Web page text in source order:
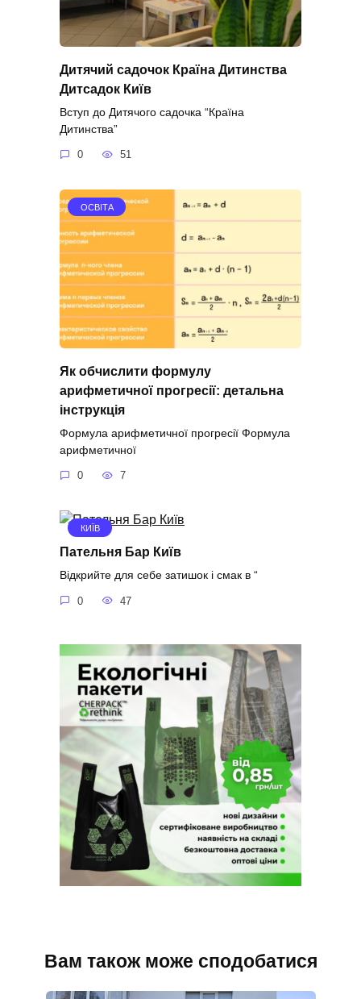
Дитячий садочок Країна Дитинства
Дитсадок Київ
Вступ до Дитячого садочка “Країна
Дитинства”
0 51
ОСВІТА
Як обчислити формулу
арифметичної прогресії: детальна
інструкція
Формула арифметичної прогресії Формула
арифметичної
0 7
КИЇВ
Пательня Бар Київ
Відкрийте для себе затишок і смак в “
0 47
Вам також може сподобатися